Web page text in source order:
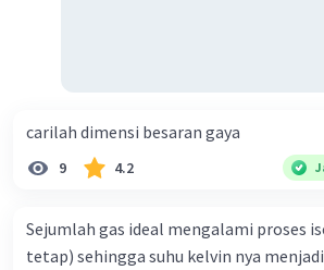
carilah dimensi besaran gaya
9 4.2
Sejumlah gas ideal mengalami proses
tetap) sehingga suhu kelvin nya